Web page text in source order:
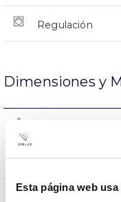
Esta página web
Regulación
Dimensiones y
Empalmable